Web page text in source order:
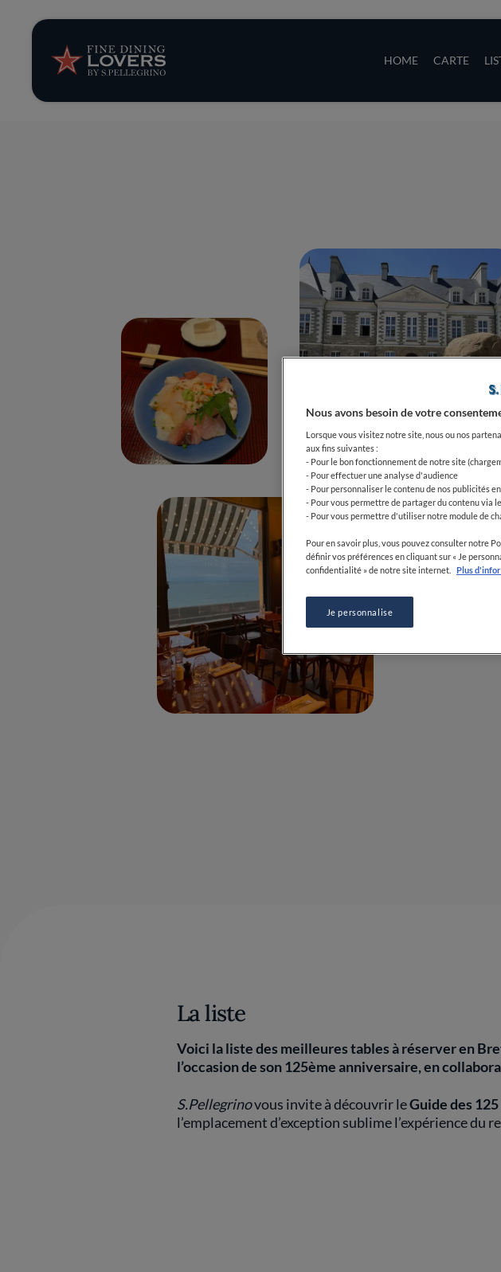
HOME CARTE
News et tendances
Recettes
La liste
Voici la liste des meilleures tables à réserver en
l’occasion de son 125ème anniversaire, en
S.Pellegrinovous invite à découvrir leGuide des
l’emplacement d’exception sublime l’expérience du
Nous avons besoin de votre
Lorsque vous visitez notre site, nous ou nos
aux fins suivantes :
- Pour le bon fonctionnement de notre site
- Pour effectuer une analyse d'audience
- Pour personnaliser le contenu de nos publicités
- Pour vous permettre de partager du contenu via
- Pour vous permettre d'utiliser notre module de
Pour en savoir plus, vous pouvez consulter notre
définir vos préférences en cliquant sur « Je
confidentialité » de notre site internet.
Plus
Je personnalise